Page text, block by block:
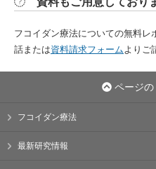
フコイダン療法についての無料
話または資料請求フォーム よりご
ページの
フコイダン療法
最新研究情報